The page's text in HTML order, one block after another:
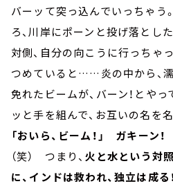
バーッて突っ込んでいっちゃう
ろ、川岸にポーンと投げ落とし
対側、自分の向こうに行っちゃ
つめていると……炎の中から、
免れたビームが、バーン！とや
ッと手を組んで、お互いの名を名
「おいら、ビーム！」 ガキーン！
（笑） つまり、 火と水という対
に、インドは救われ、独立は成る